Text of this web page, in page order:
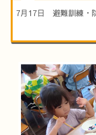
7月17日 避難訓練・